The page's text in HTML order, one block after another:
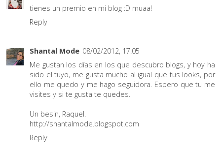
tienes un premio en mi blog :D muaa!
Reply
Shantal Mode 08/02/2012, 17:05
Me gustan los días en los que descubro blogs, y hoy ha
sido el tuyo, me gusta mucho al igual que tus looks, por
ello me quedo y me hago seguidora. Espero que tu me
visites y si te gusta te quedes.
Un besin, Raquel.
http://shantalmode.blogspot.com
Reply